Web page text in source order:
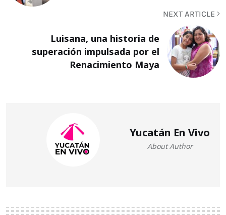
NEXT ARTICLE
Luisana, una historia de
superación impulsada por el
Renacimiento Maya
Yucatán En Vivo
About Author